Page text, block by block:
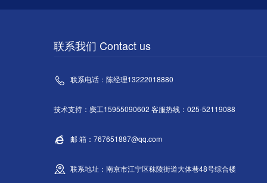
联系我们 Contact us
联系电话：陈经理13222018880
技术支持：窦工15955090602 客服热线：025-52119088
邮 箱：767651887@qq.com
联系地址：南京市江宁区秣陵街道大体巷48号综合楼